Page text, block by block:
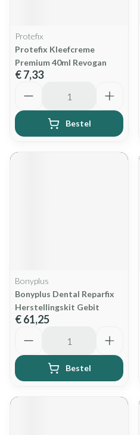
Protefix
Protefix Kleefcreme
Premium 40ml Revogan
€ 7,33
Bestel
Bonyplus
Bonyplus Dental Reparfix
Herstellingskit Gebit
€ 61,25
Bestel